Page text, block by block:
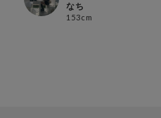
なち
153cm